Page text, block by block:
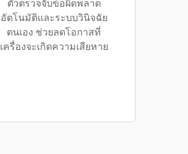
ตัวตรวจจับข้อผิดพลาด
อัตโนมัติและระบบวินิจฉัย
ตนเอง ช่วยลดโอกาสที่
เครื่องจะเกิดความเสียหาย